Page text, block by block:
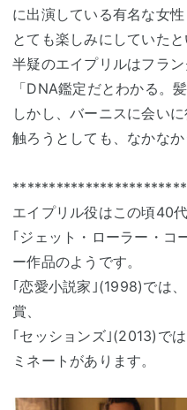
に出演している有名な女性
とても楽しみにしていた
半疑のエイプリルはフラン
「DNA鑑定だとわかる。
しかし、バーニスに会い
触ろうとしても、なかな
エイプリル役はこの頃40
｢ジェット・ローラー・コ
ー作品のようです。
｢恋愛小説家｣(1998)では
賞、
｢セッションズ｣(2013)で
ミネートがあります。